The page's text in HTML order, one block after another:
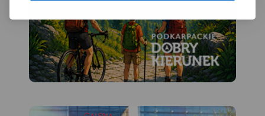
grzbietową Tatr Polskich oraz
szereg panoram Tatr z
opisanymi szczytami. Treść
mapy była konsultowana z
pracownikami Tatrzańskiego
można zakupić w aplikacji